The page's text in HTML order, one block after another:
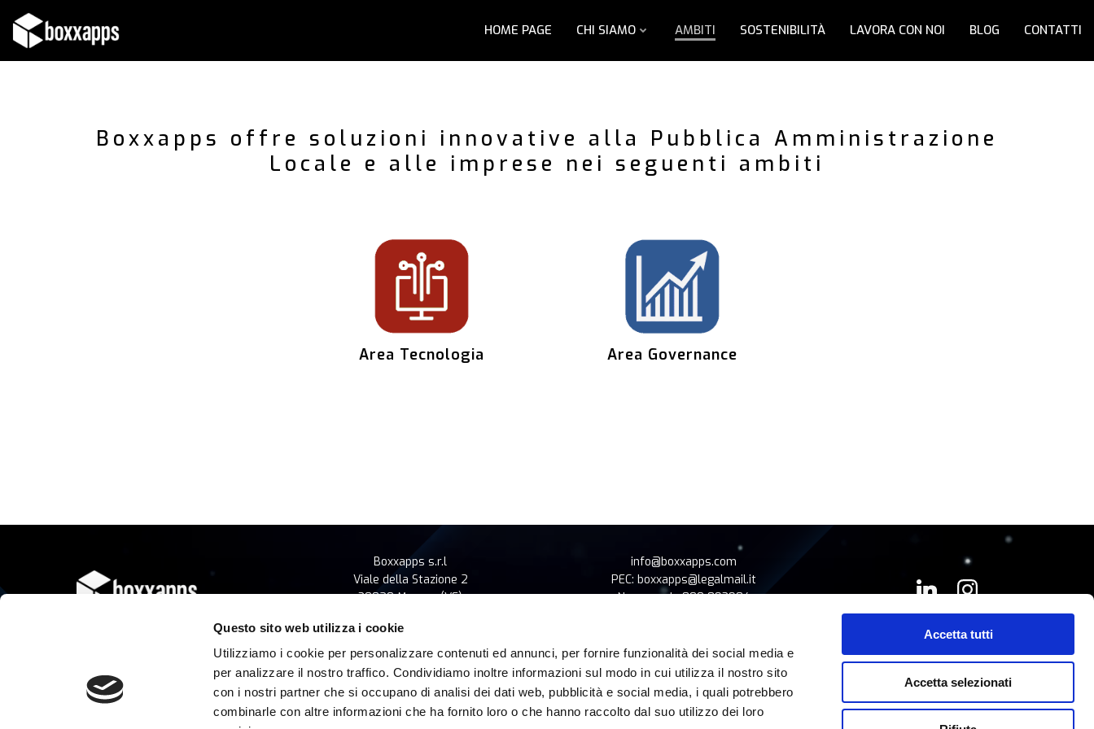
Questo sito web utilizza i cookie
Utilizziamo i cookie per personalizzare contenuti ed annunci, per fornire funzionalità dei social media e
per analizzare il nostro traffico. Condividiamo inoltre informazioni sul modo in cui utilizza il nostro sito
con i nostri partner che si occupano di analisi dei dati web, pubblicità e social media, i quali potrebbero
combinarle con altre informazioni che ha fornito loro o che hanno raccolto dal suo utilizzo dei loro
Accetta tutti
Accetta selezionati
contenuto
HOME PAGE CHI SIAMO AMBITI SOSTENIBILITÀ LAVORA CON NOI BLOG CONTATTI
Boxxapps offre soluzioni innovative alla Pubblica Amministrazione
Locale e alle imprese nei seguenti ambiti
Area Tecnologia Area Governance
Boxxapps s.r.l
Viale della Stazione 2
30020 Marcon (VE)
Tel. 041 3090915
info@boxxapps.com
PEC: boxxapps@legalmail.it
Num. verde 800 893984
da parte di Halley Veneto s.r.l.
NOTE LEGALI COOKIE POLICY SISTEMA DI VIDEOSORVEGLIANZA SGI CODICE ETICO AFFIDAMENTO SERVIZI CLOUD